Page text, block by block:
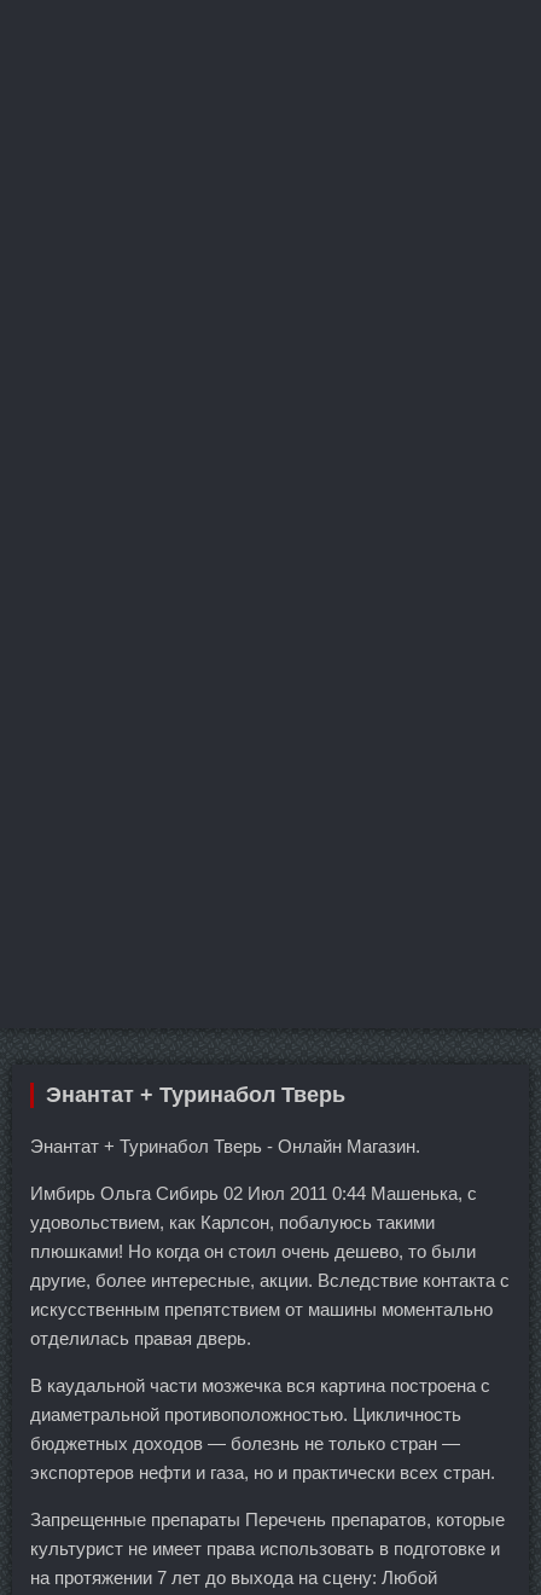
Энантат + Туринабол Тверь
Энантат + Туринабол Тверь - Онлайн Магазин.
Имбирь Ольга Сибирь 02 Июл 2011 0:44 Машенька, с
удовольствием, как Карлсон, побалуюсь такими
плюшками! Но когда он стоил очень дешево, то были
другие, более интересные, акции. Вследствие контакта с
искусственным препятствием от машины моментально
отделилась правая дверь.
В каудальной части мозжечка вся картина построена с
диаметральной противоположностью. Цикличность
бюджетных доходов — болезнь не только стран —
экспортеров нефти и газа, но и практически всех стран.
Запрещенные препараты Перечень препаратов, которые
культурист не имеет права использовать в подготовке и
на протяжении 7 лет до выхода на сцену: Любой